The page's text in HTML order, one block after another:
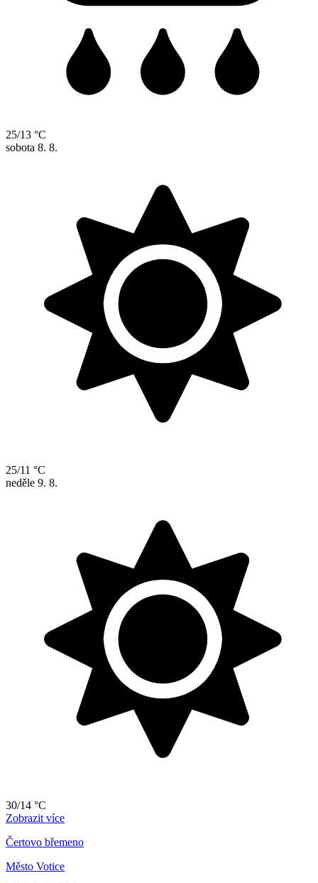
25/13 °C
sobota 8. 8.
25/11 °C
neděle 9. 8.
30/14 °C
Zobrazit více
Čertovo břemeno
Město Votice